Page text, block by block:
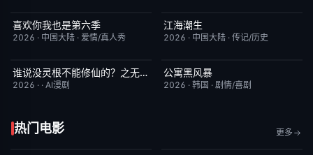
今日更新
喜欢你我也是第六季
2026 · 中国大陆 · 爱情/真人秀
更新至第22集
江海潮生
2026 · 中国大陆 · 传记/历史
完结 5.0谁说没灵根不能修仙的？之无灵证道第五季
2026 · · AI漫剧
更新至第08集
公寓黑风暴
2026 · 韩国 · 剧情/喜剧
热门电影 更多